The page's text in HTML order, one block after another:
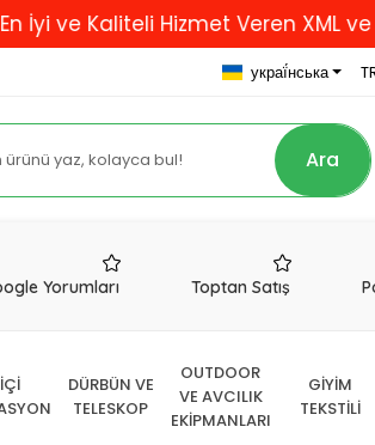
Hizmet Veren XML ve
украї́нська
Ara
Yorumları Toptan Satış
DÜRBÜN VE
TELESKOP
OUTDOOR
VE AVCILIK
EKİPMANLARI
GİYİM
TEKSTİLİ